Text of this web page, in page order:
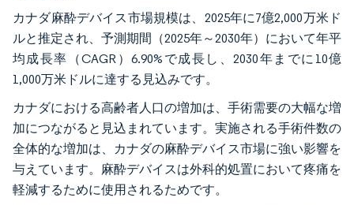
カナダ麻酔デバイス市場規模は、2025年に7億2,000万米ド
ルと推定され、予測期間（2025年～2030年）において年平
均成長率（CAGR）6.90%で成長し、2030年までに10億
1,000万米ドルに達する見込みです。
カナダにおける高齢者人口の増加は、手術需要の大幅な増
加につながると見込まれています。実施される手術件数の
全体的な増加は、カナダの麻酔デバイス市場に強い影響を
与えています。麻酔デバイスは外科的処置において疼痛を
軽減するために使用されるためです。